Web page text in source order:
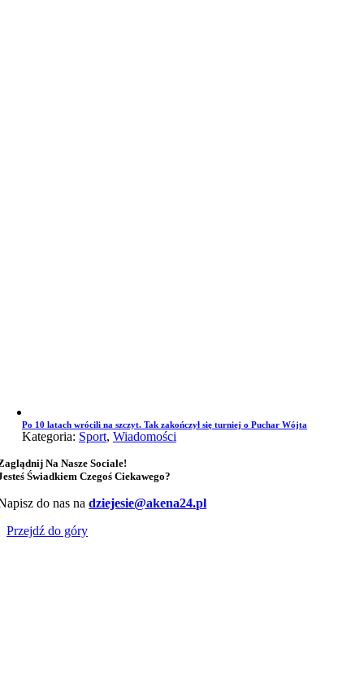
Po 10 latach wrócili na szczyt. Tak zakończył się turniej o Puchar Wójta
Kategoria: Sport, Wiadomości
Na Nasze Sociale!
Świadkiem Czegoś Ciekawego?
do nas nadziejesie@akena24.pl
Przejdź do góry